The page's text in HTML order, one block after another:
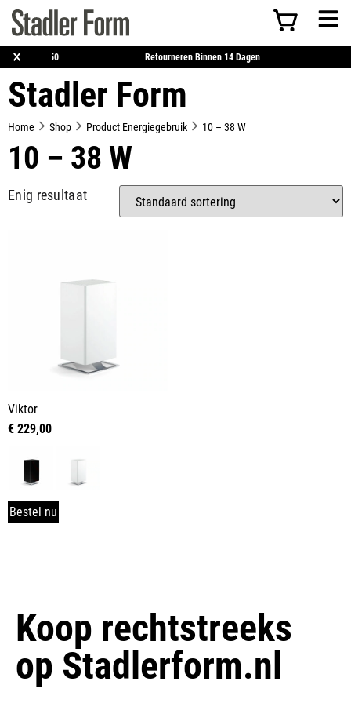
×Verzending Vanaf €50 Retourneren Binnen 14 Dagen
Stadler Form
Home Shop Product Energiegebruik 10 – 38 W
10 – 38 W
Enig resultaat
Viktor
€229,00
Bestel nu
Koop rechtstreeks
op Stadlerform.nl